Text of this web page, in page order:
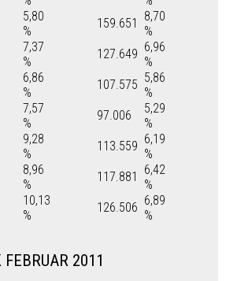
5,80
%
159.651
8,70
%
7,37
%
127.649 6,96
%
6,86
%
107.575 5,86
%
7,57
%
97.006
5,29
%
9,28
%
113.559 6,19
%
8,96
%
117.881
6,42
%
10,13
%
126.506 6,89
%
2011